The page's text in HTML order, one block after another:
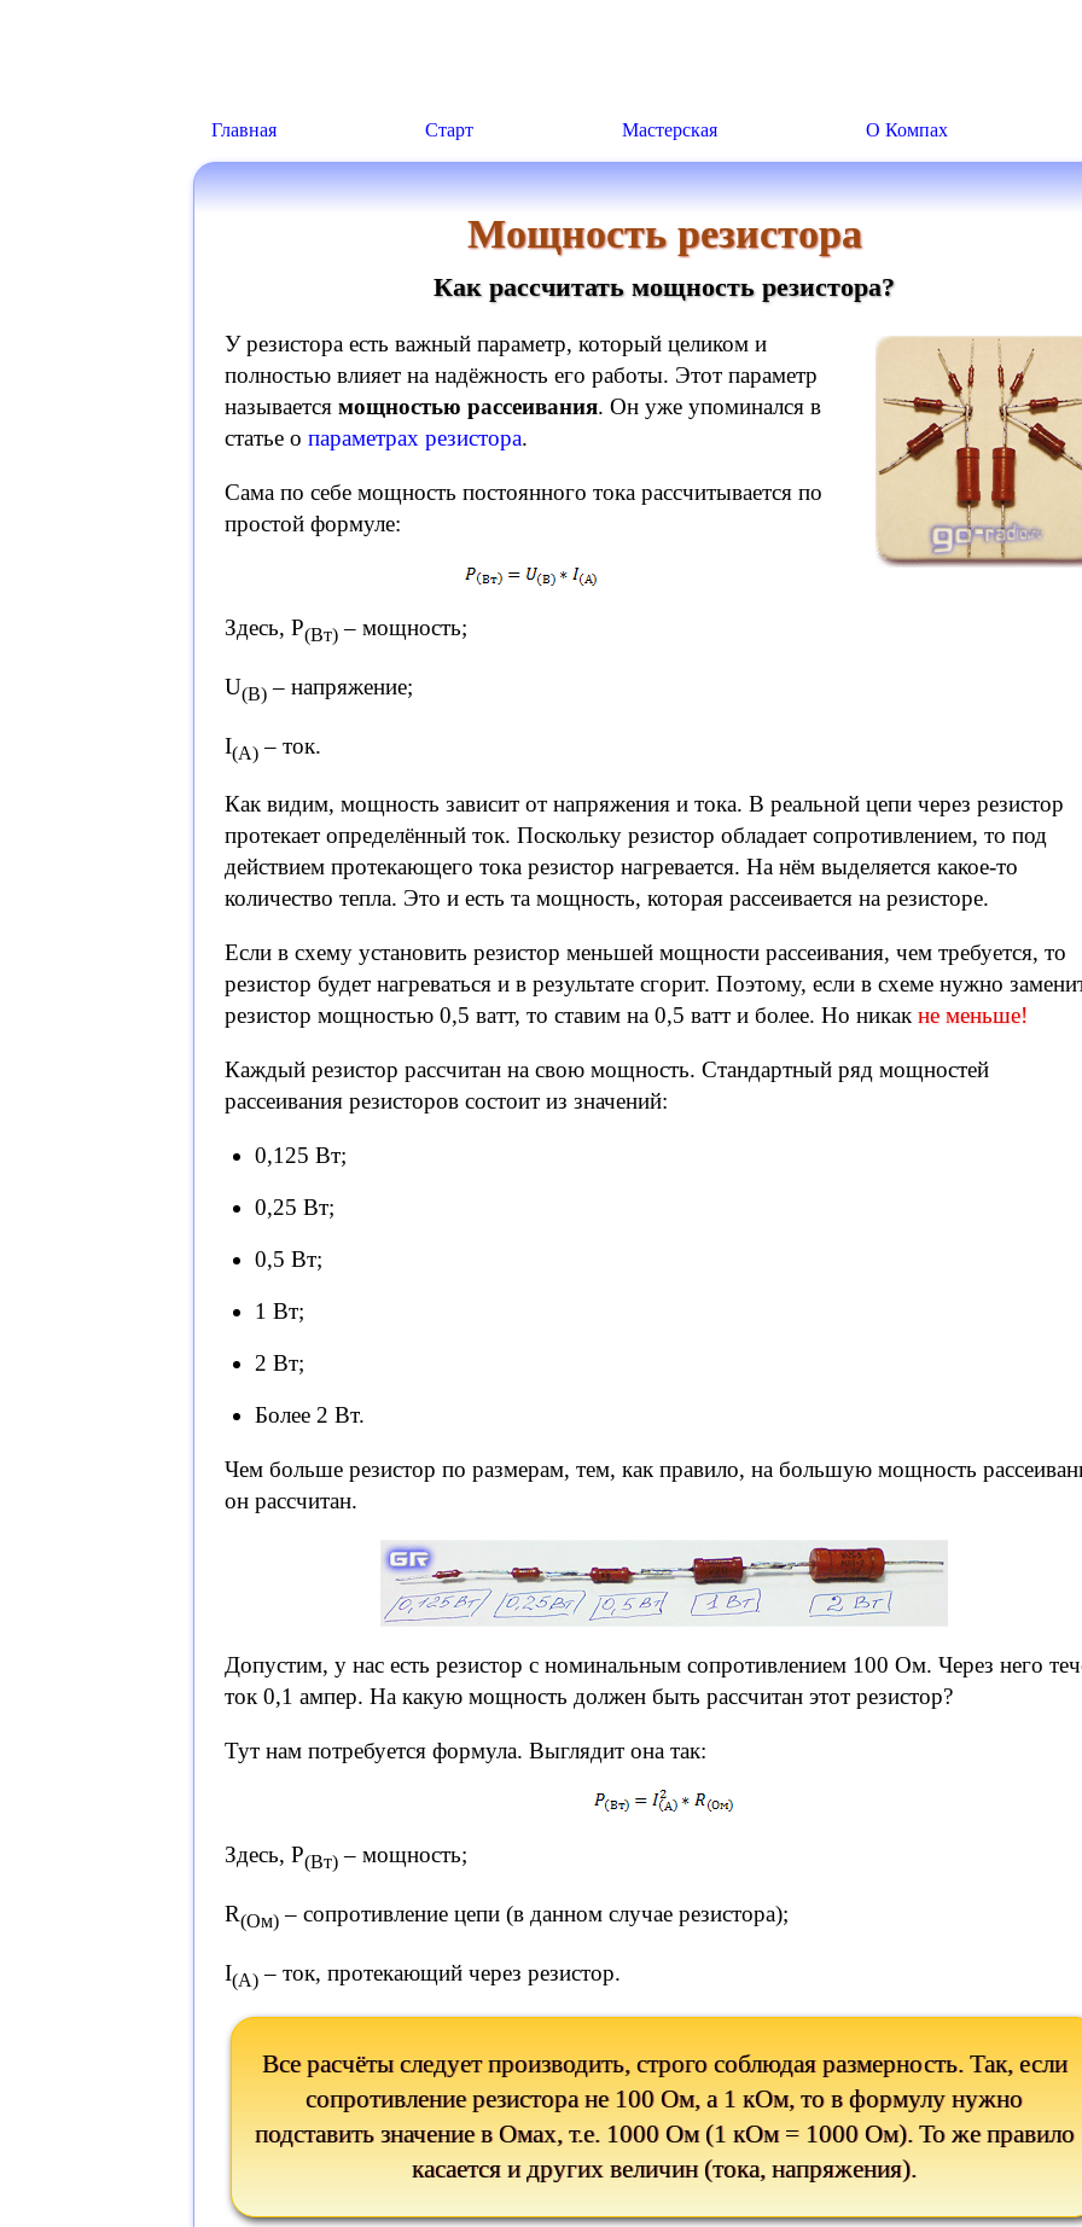
Главная Старт Мастерская О Компах
Мощность резистора
Как рассчитать мощность резистора?
У резистора есть важный параметр, который целиком и
полностью влияет на надёжность его работы. Этот параметр
называется мощностью рассеивания. Он уже упоминался в
статье о параметрах резистора.
Сама по себе мощность постоянного тока рассчитывается по
простой формуле:
Здесь, P(Вт) – мощность;
U(В) – напряжение;
I(А) – ток.
Как видим, мощность зависит от напряжения и тока. В реальной цепи через резистор
протекает определённый ток. Поскольку резистор обладает сопротивлением, то под
действием протекающего тока резистор нагревается. На нём выделяется какое-то
количество тепла. Это и есть та мощность, которая рассеивается на резисторе.
Если в схему установить резистор меньшей мощности рассеивания, чем требуется, то
резистор будет нагреваться и в результате сгорит. Поэтому, если в схеме нужно
резистор мощностью 0,5 ватт, то ставим на 0,5 ватт и более. Но никакне меньше!
Каждый резистор рассчитан на свою мощность. Стандартный ряд мощностей
рассеивания резисторов состоит из значений:
0,125 Вт;
0,25 Вт;
0,5 Вт;
1 Вт;
2 Вт;
Более 2 Вт.
Чем больше резистор по размерам, тем, как правило, на большую мощность
он рассчитан.
Допустим, у нас есть резистор с номинальным сопротивлением 100 Ом. Через него
ток 0,1 ампер. На какую мощность должен быть рассчитан этот резистор?
Тут нам потребуется формула. Выглядит она так:
Здесь, P(Вт) – мощность;
R(Ом) – сопротивление цепи (в данном случае резистора);
I(А) – ток, протекающий через резистор.
Все расчёты следует производить, строго соблюдая размерность. Так, если
сопротивление резистора не 100 Ом, а 1 кОм, то в формулу нужно
подставить значение в Омах, т.е. 1000 Ом (1 кОм = 1000 Ом). То же правило
касается и других величин (тока, напряжения).